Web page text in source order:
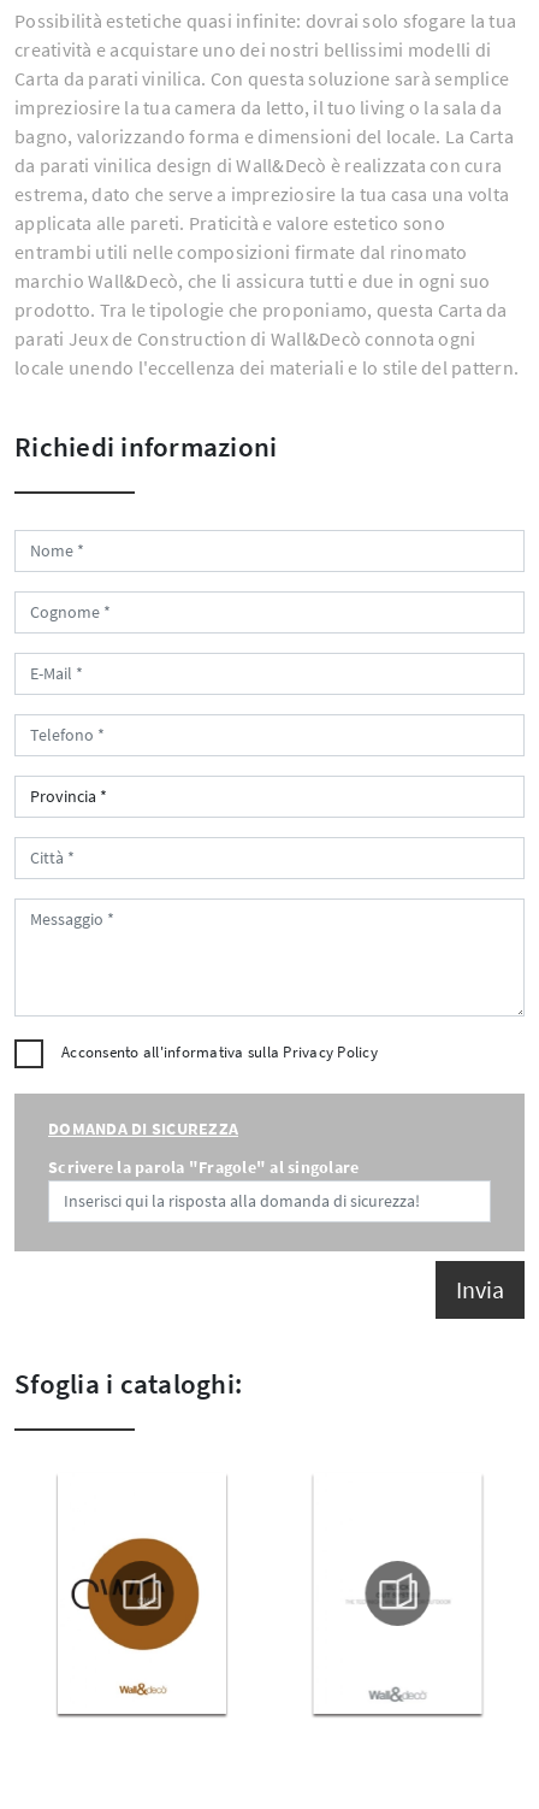
Possibilità estetiche quasi infinite: dovrai solo sfogare la tua
creatività e acquistare uno dei nostri bellissimi modelli di
Carta da parati vinilica. Con questa soluzione sarà semplice
impreziosire la tua camera da letto, il tuo living o la sala da
bagno, valorizzando forma e dimensioni del locale. La Carta
da parati vinilica design di Wall&Decò è realizzata con cura
estrema, dato che serve a impreziosire la tua casa una volta
applicata alle pareti. Praticità e valore estetico sono
entrambi utili nelle composizioni firmate dal rinomato
marchio Wall&Decò, che li assicura tutti e due in ogni suo
prodotto. Tra le tipologie che proponiamo, questa Carta da
parati Jeux de Construction di Wall&Decò connota ogni
locale unendo l'eccellenza dei materiali e lo stile del pattern.
Richiedi informazioni
Acconsento all'informativa sulla Privacy Policy
DOMANDA DI SICUREZZA
Scrivere la parola "Fragole" al singolare
Invia
Sfoglia i cataloghi: